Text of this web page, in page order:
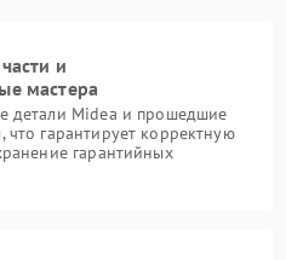
и
мастера
детали Midea и прошедшие
гарантирует корректную
гарантийных